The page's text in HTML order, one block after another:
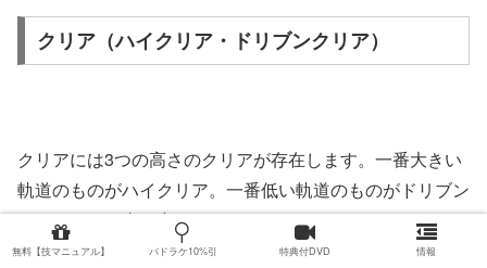
クリア（ハイクリア・ドリブンクリア）
クリアには3つの高さのクリアが存在します。一番大きい
軌道のものがハイクリア。一番低い軌道のものがドリブン
クリア。その真ん中がクリアです。
無料【技マニュアル】 バドラケ10%引 特典付DVD 情報